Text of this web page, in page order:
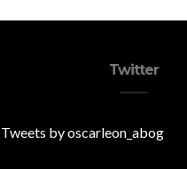
Twitter
Tweets by oscarleon_abog